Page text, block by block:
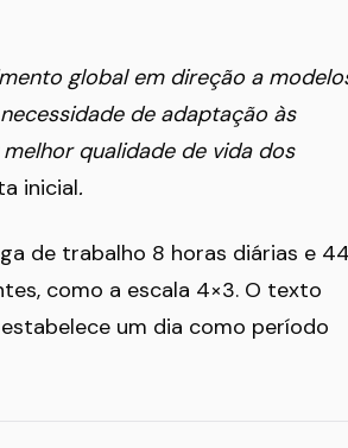
global em direção a
de adaptação às
qualidade de vida dos
inicial.
de trabalho 8 horas diárias e 44
como a escala 4×3. O texto
um dia como período